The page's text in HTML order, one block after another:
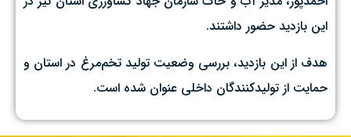
این بازدید حضور داشتند.
هدف از این بازدید، بررسی وضعیت تولید تخم‌مرغ در استان و
حمایت از تولیدکنندگان داخلی عنوان شده است.